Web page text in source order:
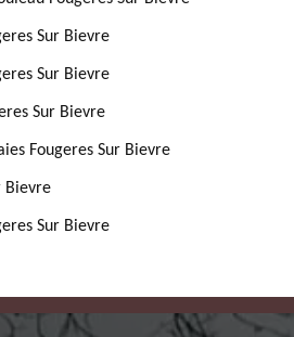
Sur Bievre
Sur Bievre
Sur Bievre
Fougeres Sur Bievre
Bievre
Sur Bievre